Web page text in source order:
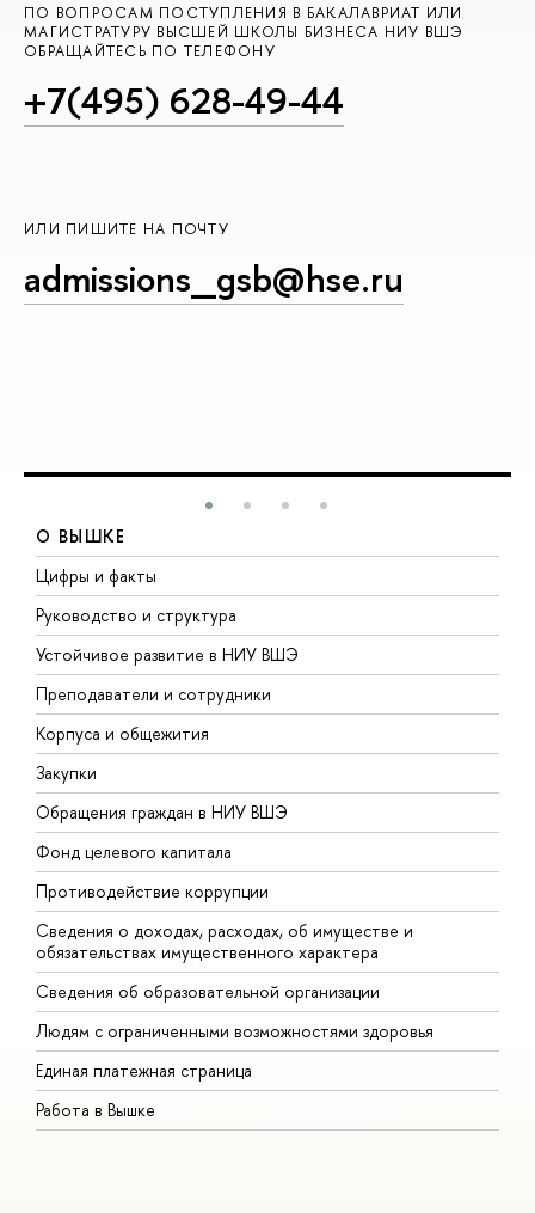
ПО ВОПРОСАМ ПОСТУПЛЕНИЯ В БАКАЛАВРИАТ ИЛИ
МАГИСТРАТУРУ ВЫСШЕЙ ШКОЛЫ БИЗНЕСА НИУ ВШЭ
ОБРАЩАЙТЕСЬ ПО ТЕЛЕФОНУ
+7(495) 628-49-44
ИЛИ ПИШИТЕ НА ПОЧТУ
admissions_gsb@hse.ru
О ВЫШКЕ
Цифры и факты
Руководство и структура
Устойчивое развитие в НИУ ВШЭ
Преподаватели и сотрудники
Корпуса и общежития
Закупки
Обращения граждан в НИУ ВШЭ
Фонд целевого капитала
Противодействие коррупции
Сведения о доходах, расходах, об имуществе и
обязательствах имущественного характера
Сведения об образовательной организации
Людям с ограниченными возможностями здоровья
Единая платежная страница
Работа в Вышке